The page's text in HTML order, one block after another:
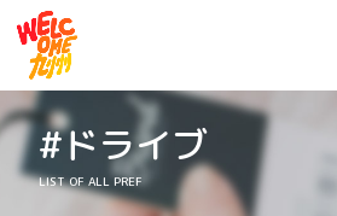
#ドライブ
LIST OF ALL PREF